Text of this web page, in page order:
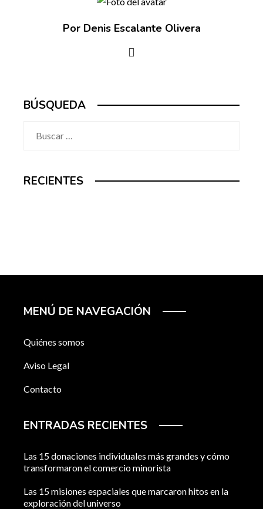
Por Denis Escalante Olivera
BÚSQUEDA
RECIENTES
MENÚ DE NAVEGACIÓN
Quiénes somos
Aviso Legal
Contacto
ENTRADAS RECIENTES
Las 15 donaciones individuales más grandes y cómo
transformaron el comercio minorista
Las 15 misiones espaciales que marcaron hitos en la
exploración del universo